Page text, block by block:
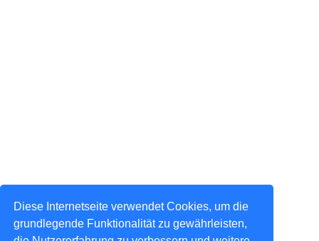
Diese Internetseite verwendet Cookies, um die
grundlegende Funktionalität zu gewährleisten,